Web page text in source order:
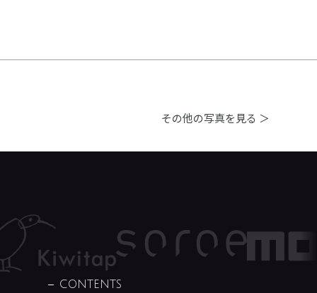
その他の写真を見る ＞
CONTENTS